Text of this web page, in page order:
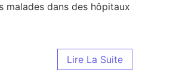
malades dans des hôpitaux
Lire La Suite